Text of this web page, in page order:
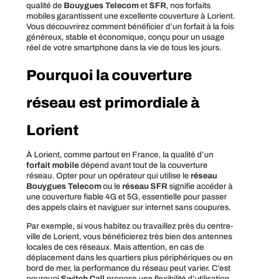
qualité de Bouygues Telecomet SFR, nos forfaits
mobiles garantissent une excellente couverture à Lorient.
Vous découvrirez comment bénéficier d’un forfait à la fois
généreux, stable et économique, conçu pour un usage
réel de votre smartphone dans la vie de tous les jours.
Pourquoi la couverture
réseau est primordiale à
Lorient
À Lorient, comme partout en France, la qualité d’un
forfait mobiledépend avant tout de la couverture
réseau. Opter pour un opérateur qui utilise le réseau
Bouygues Telecomou le réseau SFRsignifie accéder à
une couverture fiable 4G et 5G, essentielle pour passer
des appels clairs et naviguer sur internet sans coupures.
Par exemple, si vous habitez ou travaillez près du centre-
ville de Lorient, vous bénéficierez très bien des antennes
locales de ces réseaux. Mais attention, en cas de
déplacement dans les quartiers plus périphériques ou en
bord de mer, la performance du réseau peut varier. C’est